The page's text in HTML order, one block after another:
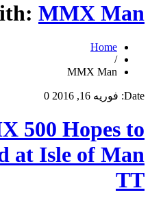
MMX Man
Home
/
MMX Man
Date: فوریه 16, 2016 0
500 Hopes to
at Isle of Man
TT